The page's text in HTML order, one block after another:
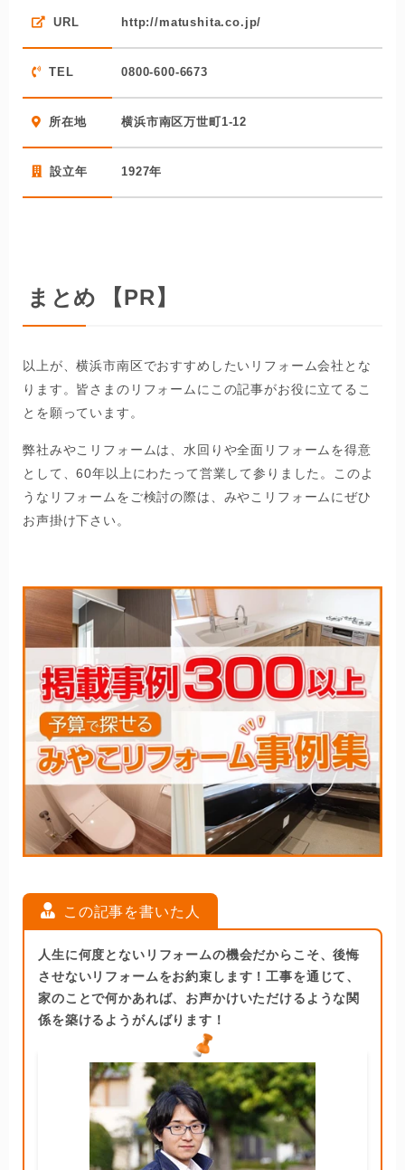
す。塗装会社の業界団体である「日本の塗装屋さん」が認
も、その技術力は折り紙つきです。
同社には2級建築士や耐震診断士をはじめとするリフォーム
ています。引き渡し後も何かあれば72時間以内に対応して
URL http://matushita.co.jp/
TEL 0800-600-6673
所在地 横浜市南区万世町1-12
設立年 1927年
まとめ 【PR】
以上が、横浜市南区でおすすめしたいリフォーム会社とな
ります。皆さまのリフォームにこの記事がお役に立てるこ
とを願っています。
弊社みやこリフォームは、水回りや全面リフォームを得意
として、60年以上にわたって営業して参りました。このよ
うなリフォームをご検討の際は、みやこリフォームにぜひ
お声掛け下さい。
この記事を書いた人
人生に何度とないリフォームの機会だからこそ、後悔
させないリフォームをお約束します！工事を通じて、
家のことで何かあれば、お声かけいただけるような関
係を築けるようがんばります！